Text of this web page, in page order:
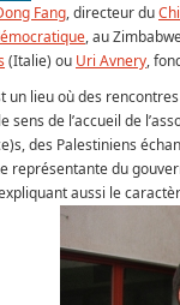
Fang, directeur du
, au
(Italie) ou Uri Avnery,
un lieu où des
sens de l’accueil de
des Palestiniens
représentante du
aussi le